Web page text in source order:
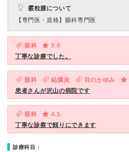
霰粒腫について
【専門医・資格】 眼科専門医
眼科
5.0
丁寧な診療でした。
眼科 結膜炎 目のかゆみ
患者さんが沢山の病院です
眼科
4.5
丁寧な診察で頼りにできます
診療科目：